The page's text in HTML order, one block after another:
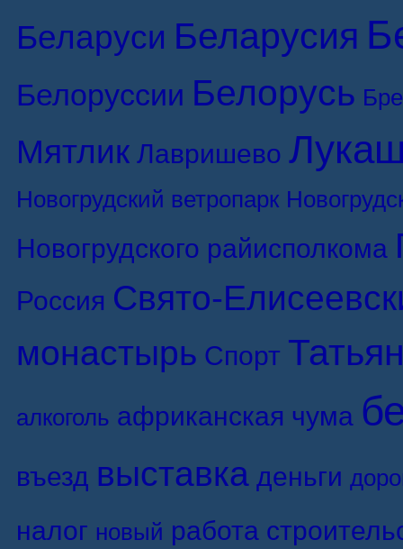
Беларуси Беларусия
Белоруссии Белорусь
МятликЛавришево
Новогрудский ветропарк
Новогрудского райисполкома
Россия Свято-
монастырь Спорт
алкоголь африканская чума
въезд выставкаденьги
налог новый работа